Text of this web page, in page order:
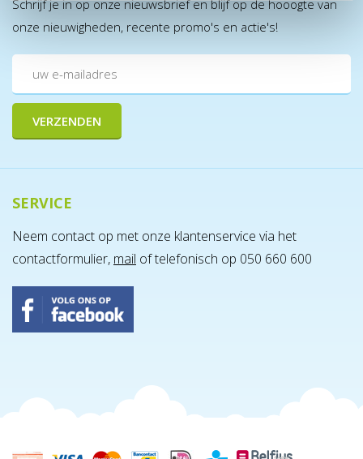
Schrijf je in op onze nieuwsbrief en blijf op de hooogte van
onze nieuwigheden, recente promo's en actie's!
SERVICE
Neem contact op met onze klantenservice via het
contactformulier, mail of telefonisch op 050 660 600